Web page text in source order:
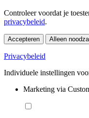
Controleer voordat je
privacybeleid.
Accepteren Alleen
Privacybeleid
Individuele instellingen
Marketing via